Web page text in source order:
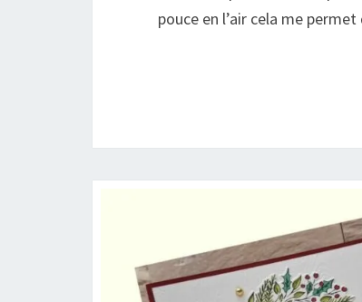
pouce en l’air cela me